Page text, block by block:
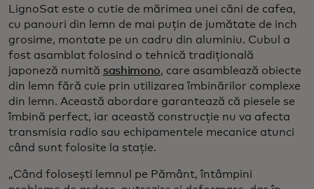
LignoSat este o cutie de mărimea unei căni de cafea,
cu panouri din lemn de mai puțin de jumătate de inch
grosime, montate pe un cadru din aluminiu. Cubul a
fost asamblat folosind o tehnică tradițională
japoneză numită sashimono, care asamblează obiecte
din lemn fără cuie prin utilizarea îmbinărilor complexe
din lemn. Această abordare garantează că piesele se
îmbină perfect, iar această construcție nu va afecta
transmisia radio sau echipamentele mecanice atunci
când sunt folosite la stație.
„Când folosești lemnul pe Pământ, întâmpini